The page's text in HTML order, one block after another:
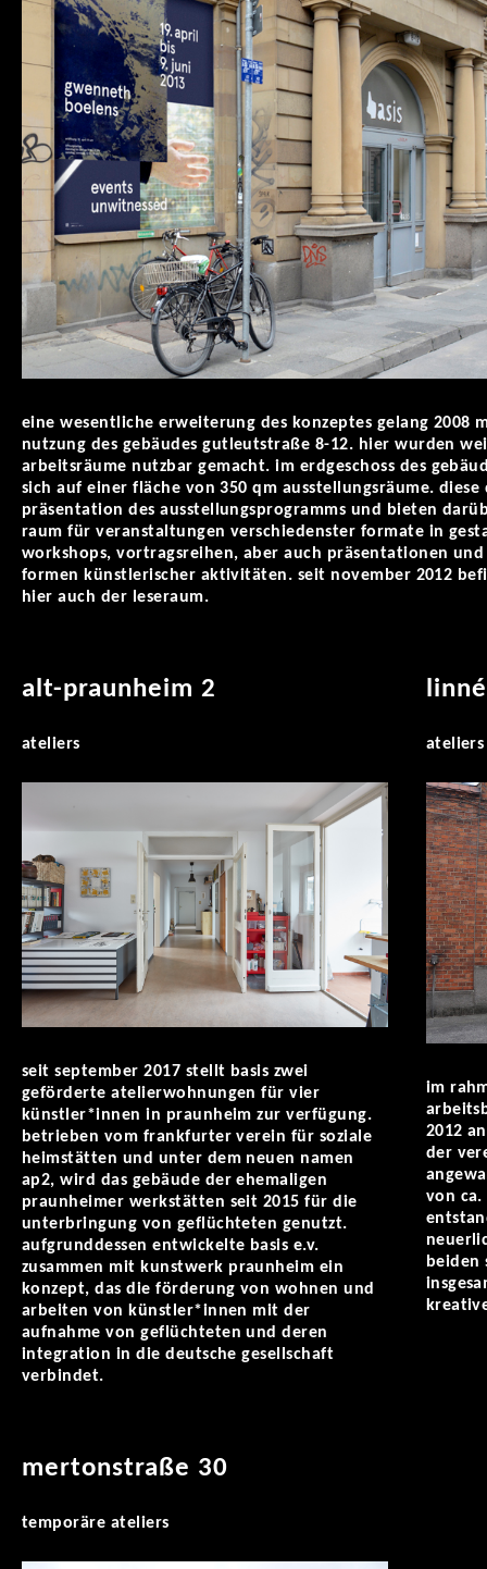
eine wesentliche erweiterung des konzeptes gelang 2008
nutzung des gebäudes gutleutstraße 8-12. hier wurden
arbeitsräume nutzbar gemacht. im erdgeschoss des
sich auf einer fläche von 350 qm ausstellungsräume. diese
präsentation des ausstellungsprogramms und bieten
raum für veranstaltungen verschiedenster formate in
workshops, vortragsreihen, aber auch präsentationen
formen künstlerischer aktivitäten. seit november 2012
hier auch der leseraum.
alt-praunheim 2
ateliers
seit september 2017 stellt basis zwei
geförderte atelierwohnungen für vier
künstler*innen in praunheim zur verfügung.
betrieben vom frankfurter verein für soziale
heimstätten und unter dem neuen namen
ap2, wird das gebäude der ehemaligen
praunheimer werkstätten seit 2015 für die
unterbringung von geflüchteten genutzt.
aufgrunddessen entwickelte basis e.v.
zusammen mit kunstwerk praunheim ein
konzept, das die förderung von wohnen und
arbeiten von künstler*innen mit der
aufnahme von geflüchteten und deren
integration in die deutsche gesellschaft
verbindet.
mertonstraße 30
temporäre ateliers
ateliers
im
2012
der
von
beiden